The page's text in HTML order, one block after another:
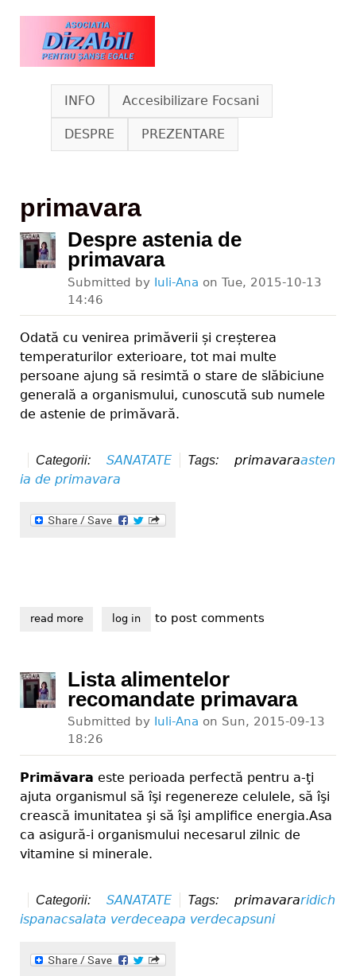
Skip to main content
www.dizabil.eu
INFO Accesibilizare Focsani
DESPRE PREZENTARE
primavara
Despre astenia de
primavara
Submitted by Iuli-Ana on Tue, 2015-10-13
14:46
Odată cu venirea primăverii și creșterea
temperaturilor exterioare, tot mai multe
persoane ajung să resimtă o stare de slăbiciune
generală a organismului, cunoscută sub numele
de astenie de primăvară.
Categorii: SANATATE Tags: primavaraasten
ia de primavara
read moreabout despre astenia de primavara
log in to post comments
Lista alimentelor
recomandate primavara
Submitted by Iuli-Ana on Sun, 2015-09-13
18:26
Primăvara este perioada perfectă pentru a-ţi
ajuta organismul să îşi regenereze celulele, să îşi
crească imunitatea şi să îşi amplifice energia.Asa
ca asigură-i organismului necesarul zilnic de
vitamine si minerale.
Categorii: SANATATE Tags: primavararidich
ispanacsalata verdeceapa verdecapsuni